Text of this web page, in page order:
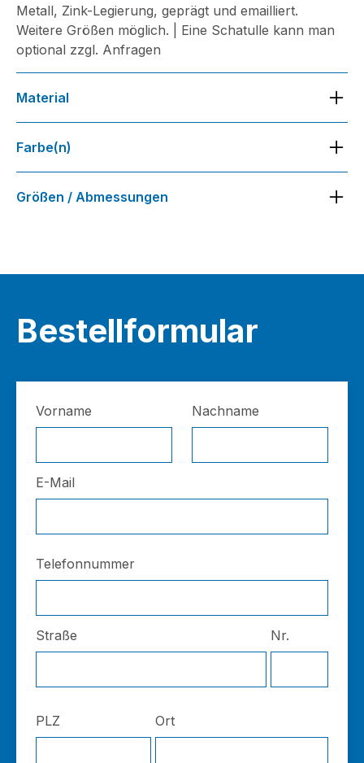
Metall, Zink-Legierung, geprägt und emailliert.
Weitere Größen möglich. | Eine Schatulle kann man
optional zzgl. Anfragen
Material
Farbe(n)
Größen / Abmessungen
Bestellformular
Vorname Nachname
E-Mail
Telefonnummer
Straße Nr.
PLZ Ort